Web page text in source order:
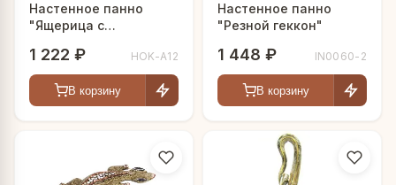
Настенное панно
"Ящерица с
1 222 ₽ HOK-A12
В корзину
Настенное панно
"Резной геккон"
1 448 ₽ IN0060-2
В корзину